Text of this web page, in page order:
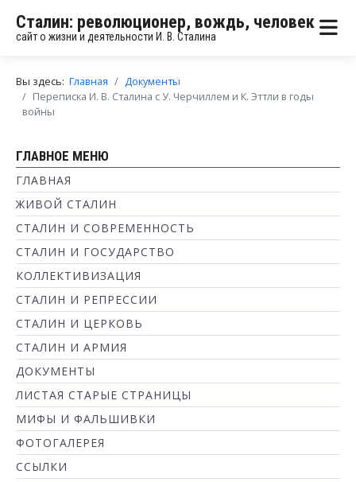
Сталин: революционер, вождь, человек
сайт о жизни и деятельности И. В. Сталина
Вы здесь: Главная
Документы
Переписка И. В. Сталина с У. Черчиллем и К. Эттли в годы
войны
ГЛАВНОЕ МЕНЮ
ГЛАВНАЯ
ЖИВОЙ СТАЛИН
СТАЛИН И СОВРЕМЕННОСТЬ
СТАЛИН И ГОСУДАРСТВО
КОЛЛЕКТИВИЗАЦИЯ
СТАЛИН И РЕПРЕССИИ
СТАЛИН И ЦЕРКОВЬ
СТАЛИН И АРМИЯ
ДОКУМЕНТЫ
ЛИСТАЯ СТАРЫЕ СТРАНИЦЫ
МИФЫ И ФАЛЬШИВКИ
ФОТОГАЛЕРЕЯ
ССЫЛКИ